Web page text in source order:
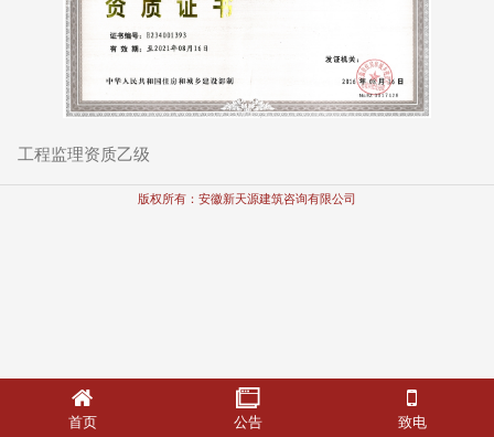
工程监理资质乙级
版权所有：安徽新天源建筑咨询有限公司
首页 公告 致电